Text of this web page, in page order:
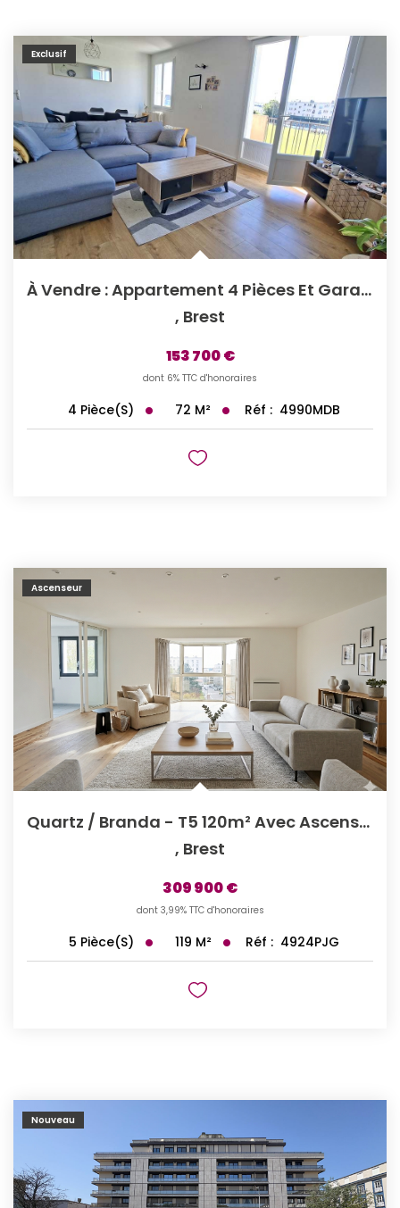
Exclusif
À Vendre : Appartement 4 Pièces Et Garage, À Brest - ...
, Brest
153 700 €
dont 6% TTC d'honoraires
4 Pièce(s) 72 M² Réf : 4990MDB
Ascenseur
Quartz / Branda - T5 120m² Avec Ascenseur
, Brest
309 900 €
dont 3,99% TTC d'honoraires
5 Pièce(s) 119 M² Réf : 4924PJG
Nouveau